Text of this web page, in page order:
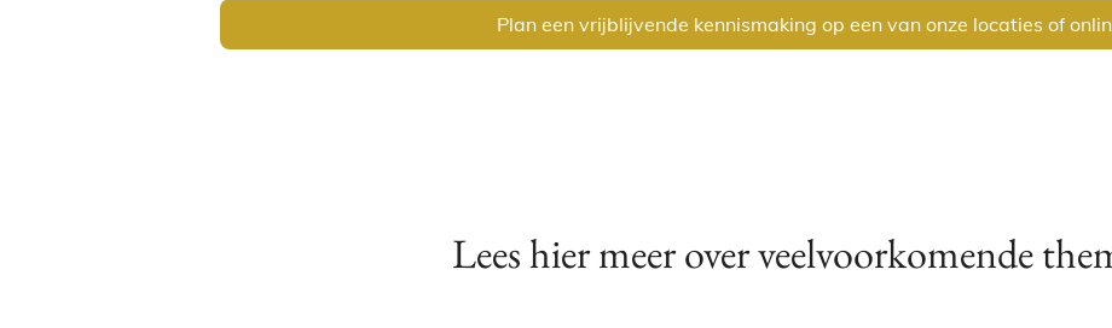
Plan een vrijblijvende kennismaking op een van onze locaties of
Lees hier meer over veelvoorkomende